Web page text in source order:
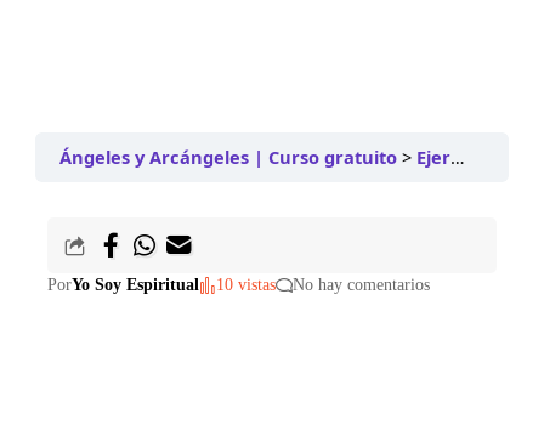
Ángeles y Arcángeles | Curso gratuito Ejercicios Poderosos de desarrollo espiritual
PorYo Soy Espiritual 10 vistas No hay comentarios